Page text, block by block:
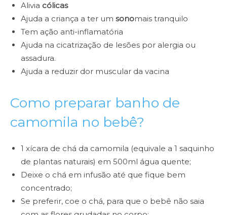
Alivia cólicas
Ajuda a criança a ter um sonomais tranquilo
Tem ação anti-inflamatória
Ajuda na cicatrização de lesões por alergia ou
assadura.
Ajuda a reduzir dor muscular da vacina
Como preparar banho de
camomila no bebê?
1 xícara de chá da camomila (equivale a 1 saquinho
de plantas naturais) em 500ml água quente;
Deixe o chá em infusão até que fique bem
concentrado;
Se preferir, coe o chá, para que o bebê não saia